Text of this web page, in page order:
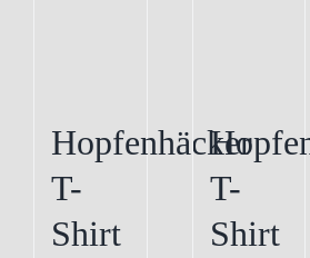
Hopfenhäcker
T-
Shirt
T-
Shirt